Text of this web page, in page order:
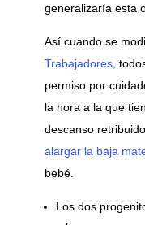
generalizaría esta
Así cuando se
Trabajadores,
permiso por
la hora a la que
descanso
alargar la baja
bebé.
Los dos